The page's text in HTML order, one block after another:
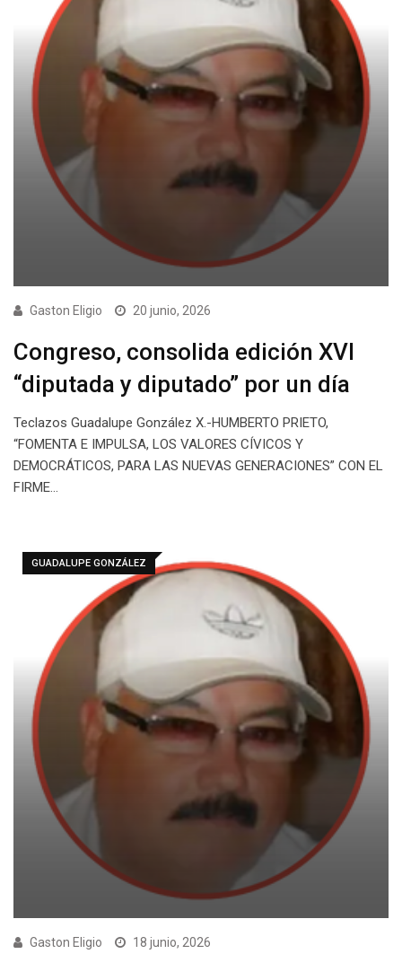
Gaston Eligio 20 junio, 2026
Congreso, consolida edición XVI
“diputada y diputado” por un día
Teclazos Guadalupe González X.-HUMBERTO PRIETO,
“FOMENTA E IMPULSA, LOS VALORES CÍVICOS Y
DEMOCRÁTICOS, PARA LAS NUEVAS GENERACIONES” CON EL
FIRME…
GUADALUPE GONZÁLEZ
Gaston Eligio 18 junio, 2026